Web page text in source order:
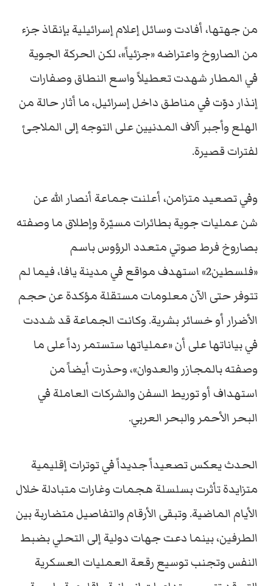
من جهتها، أفادت وسائل إعلام إسرائيلية بإنقاذ جزء
من الصاروخ واعتراضه «جزئياً»، لكن الحركة الجوية
في المطار شهدت تعطيلاً واسع النطاق وصفارات
إنذار دوّت في مناطق داخل إسرائيل، ما أثار حالة من
الهلع وأجبر آلاف المدنيين على التوجه إلى الملاجئ
لفترات قصيرة.
وفي تصعيد متزامن، أعلنت جماعة أنصار الله عن
شن عمليات جوية بطائرات مسيّرة وإطلاق ما وصفته
بصاروخ فرط صوتي متعدد الرؤوس باسم
«فلسطين2» استهدف مواقع في مدينة يافا، فيما لم
تتوفر حتى الآن معلومات مستقلة مؤكدة عن حجم
الأضرار أو خسائر بشرية. وكانت الجماعة قد شددت
في بياناتها على أن «عملياتها ستستمر رداً على ما
وصفته بالمجازر والعدوان»، وحذرت أيضاً من
استهداف أو توريط السفن والشركات العاملة في
البحر الأحمر والبحر العربي.
الحدث يعكس تصعیداً جديداً في توترات إقليمية
متزايدة تأثرت بسلسلة هجمات وغارات متبادلة خلال
الأيام الماضية. وتبقى الأرقام والتفاصيل متضاربة بين
الطرفين، بينما دعت جهات دولية إلى التحلي بضبط
النفس وتجنب توسيع رقعة العمليات العسكرية